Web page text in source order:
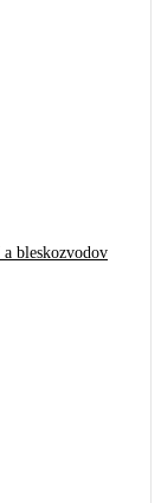
bleskozvodov